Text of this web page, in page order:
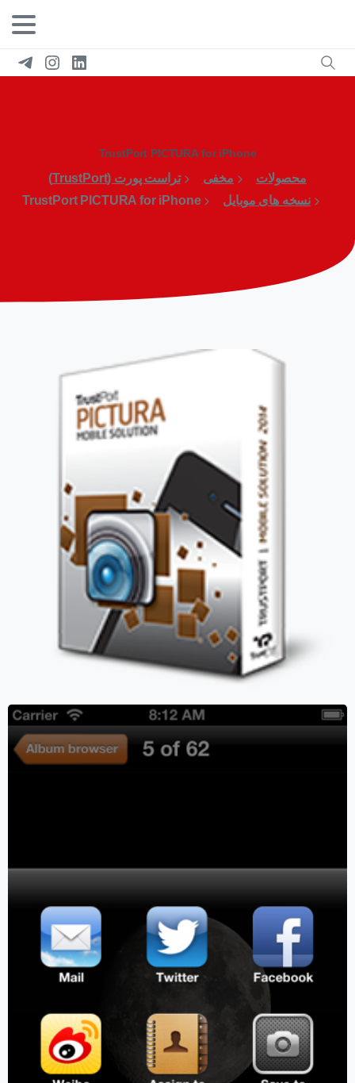
TrustPort PICTURA for iPhone
محصولات مخفی
تراست پورت (TrustPort)
نسخه های موبایل
TrustPort PICTURA for iPhone